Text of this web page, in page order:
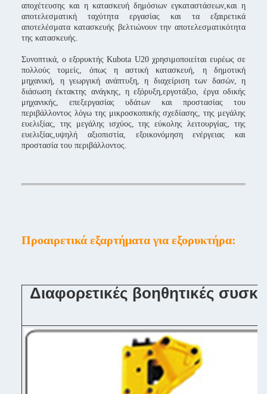
αποχέτευσης και η κατασκευή δημόσιων εγκαταστάσεων,και η
αποτελεσματική ταχύτητα εργασίας και τα εξαιρετικά
αποτελέσματα κατασκευής βελτιώνουν την αποτελεσματικότητα
της κατασκευής.
Συνοπτικά, ο εξορυκτής Kubota U20 χρησιμοποιείται ευρέως σε
πολλούς τομείς, όπως η αστική κατασκευή, η δημοτική
μηχανική, η γεωργική ανάπτυξη, η διαχείριση των δασών, η
διάσωση έκτακτης ανάγκης, η εξόρυξη,εργοτάξιο, έργα οδικής
μηχανικής, επεξεργασίας υδάτων και προστασίας του
περιβάλλοντος λόγω της μικροσκοπικής σχεδίασης, της μεγάλης
ευελιξίας, της μεγάλης ισχύος, της εύκολης λειτουργίας, της
ευελιξίας,υψηλή αξιοπιστία, εξοικονόμηση ενέργειας και
προστασία του περιβάλλοντος.
Προαιρετικά εξαρτήματα για εξορυκτήρα:
Διαφορετικές βοηθητικές